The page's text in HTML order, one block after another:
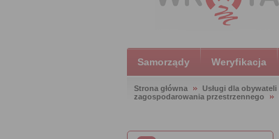
Samorządy Weryfikacja
Strona główna Usługi dla obywateli
zagospodarowania przestrzennego